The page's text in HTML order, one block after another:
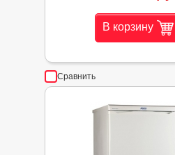
В корзину
Сравнить